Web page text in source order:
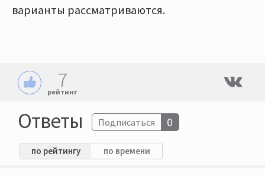
варианты рассматриваются.
7
рейтинг
Ответы Подписаться 0
по рейтингу по времени